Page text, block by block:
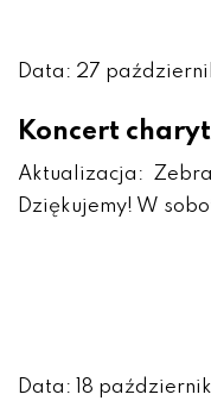
Data: 27
Koncert
Aktualizacja:
Dziękujemy! W
Data: 18